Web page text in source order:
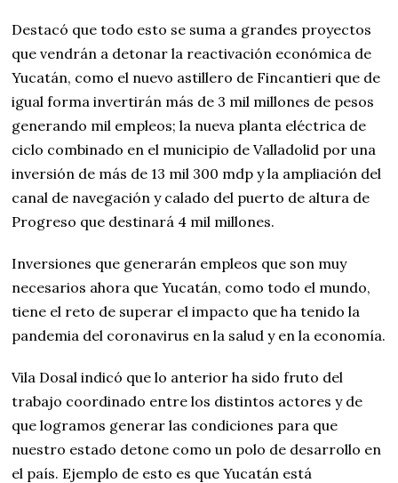
Destacó que todo esto se suma a grandes proyectos
que vendrán a detonar la reactivación económica de
Yucatán, como el nuevo astillero de Fincantieri que de
igual forma invertirán más de 3 mil millones de pesos
generando mil empleos; la nueva planta eléctrica de
ciclo combinado en el municipio de Valladolid por una
inversión de más de 13 mil 300 mdp y la ampliación del
canal de navegación y calado del puerto de altura de
Progreso que destinará 4 mil millones.
Inversiones que generarán empleos que son muy
necesarios ahora que Yucatán, como todo el mundo,
tiene el reto de superar el impacto que ha tenido la
pandemia del coronavirus en la salud y en la economía.
Vila Dosal indicó que lo anterior ha sido fruto del
trabajo coordinado entre los distintos actores y de
que logramos generar las condiciones para que
nuestro estado detone como un polo de desarrollo en
el país. Ejemplo de esto es que Yucatán está